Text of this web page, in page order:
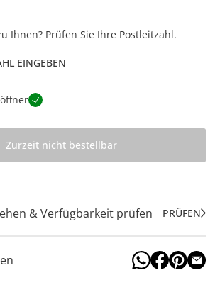
Ihnen? Prüfen Sie Ihre Postleitzahl.
EINGEBEN
Zurzeit nicht bestellbar
& Verfügbarkeit prüfen PRÜFEN